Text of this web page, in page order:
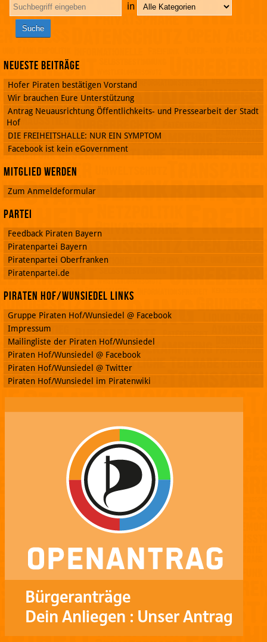
in
Neueste Beiträge
Hofer Piraten bestätigen Vorstand
Wir brauchen Eure Unterstützung
Antrag Neuausrichtung Öffentlichkeits- und Pressearbeit der Stadt
Hof
DIE FREIHEITSHALLE: NUR EIN SYMPTOM
Facebook ist kein eGovernment
Mitglied werden
Zum Anmeldeformular
Partei
Feedback Piraten Bayern
Piratenpartei Bayern
Piratenpartei Oberfranken
Piratenpartei.de
Piraten Hof/Wunsiedel Links
Gruppe Piraten Hof/Wunsiedel @ Facebook
Impressum
Mailingliste der Piraten Hof/Wunsiedel
Piraten Hof/Wunsiedel @ Facebook
Piraten Hof/Wunsiedel @ Twitter
Piraten Hof/Wunsiedel im Piratenwiki